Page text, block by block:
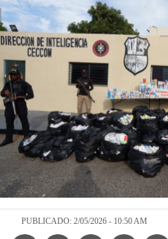
PUBLICADO: 2/05/2026 - 10:50 AM